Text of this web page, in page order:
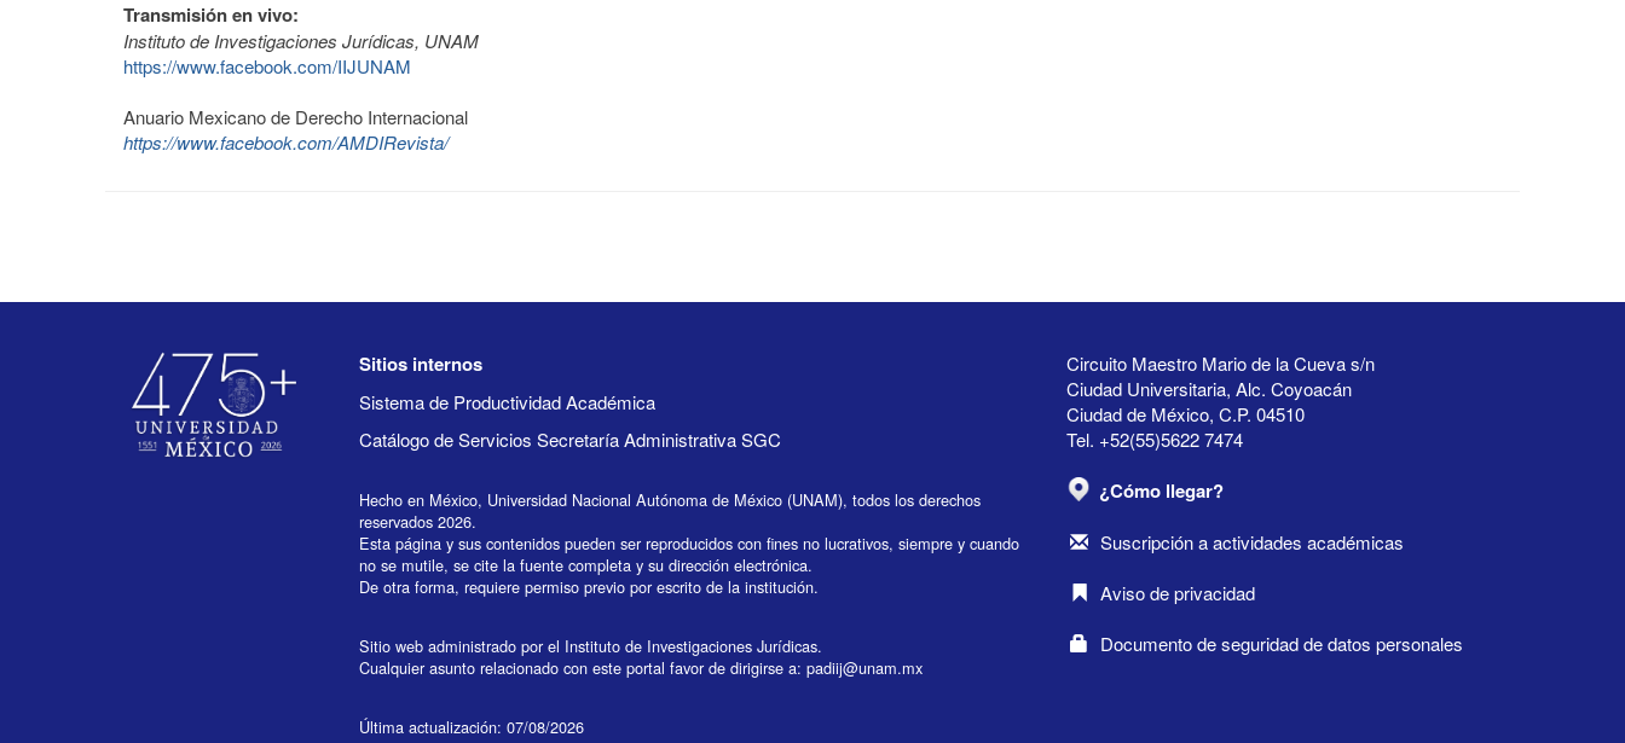
Transmisión en vivo:
Instituto de Investigaciones Jurídicas, UNAM
https://www.facebook.com/IIJUNAM
Anuario Mexicano de Derecho Internacional
https://www.facebook.com/AMDIRevista/
Circuito Maestro Mario de la Cueva s/n
Ciudad Universitaria, Alc. Coyoacán
Ciudad de México, C.P. 04510
Tel. +52(55)5622 7474
¿Cómo llegar?
Suscripción a actividades académicas
Aviso de privacidad
Documento de seguridad de datos personales
Sitios internos
Sistema de Productividad Académica
Catálogo de Servicios Secretaría Administrativa SGC
Hecho en México, Universidad Nacional Autónoma de México (UNAM), todos los derechos
reservados 2026.
Esta página y sus contenidos pueden ser reproducidos con fines no lucrativos, siempre y cuando
no se mutile, se cite la fuente completa y su dirección electrónica.
De otra forma, requiere permiso previo por escrito de la institución.
Sitio web administrado por el Instituto de Investigaciones Jurídicas.
Cualquier asunto relacionado con este portal favor de dirigirse a: padiij@unam.mx
Última actualización: 07/08/2026